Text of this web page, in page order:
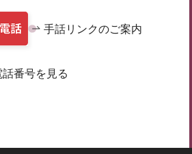
手話リンクのご案内
番号を見る